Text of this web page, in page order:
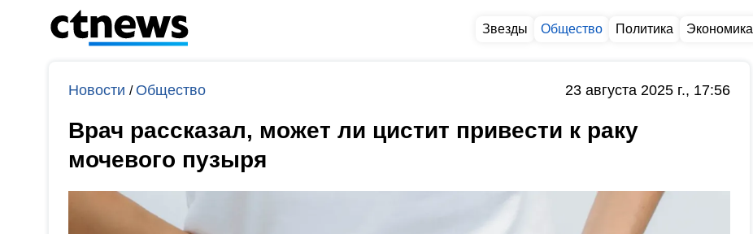
Звезды Общество Политика Экономика
Новости /Общество 23 августа 2025 г., 17:56
Врач рассказал, может ли цистит привести к раку
мочевого пузыря